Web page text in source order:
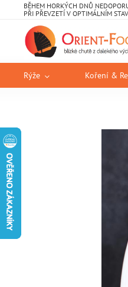
BĚHEM HORKÝCH DNŮ
PŘI PŘEVZETÍ V OPTIMÁLNÍM
Rýže Koření &